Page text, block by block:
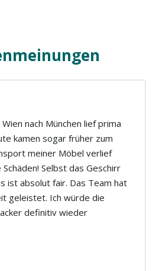
nach München lief prima
kamen sogar früher zum
meiner Möbel verlief
Selbst das Geschirr
ist absolut fair. Das Team hat
geleistet. Ich würde die
definitiv wieder